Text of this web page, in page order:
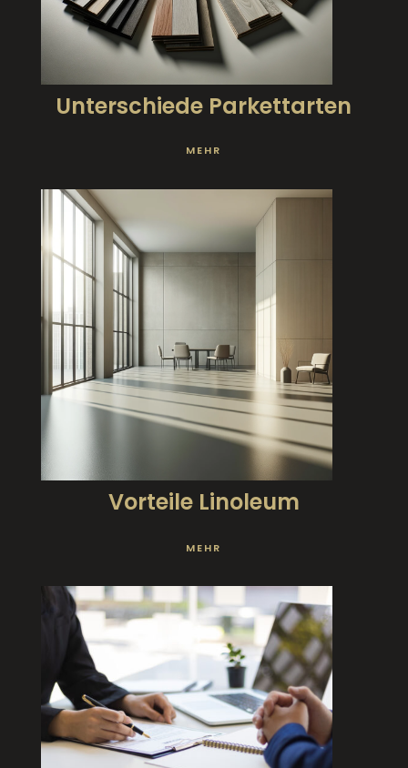
Unterschiede Parkettarten
MEHR
Vorteile Linoleum
MEHR